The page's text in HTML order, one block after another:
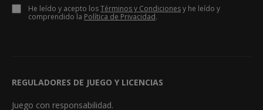
He leído y acepto losTérminos y Condicionesy he leído y
comprendido la Política de Privacidad.
REGULADORES DE JUEGO Y LICENCIAS
Juego con responsabilidad.